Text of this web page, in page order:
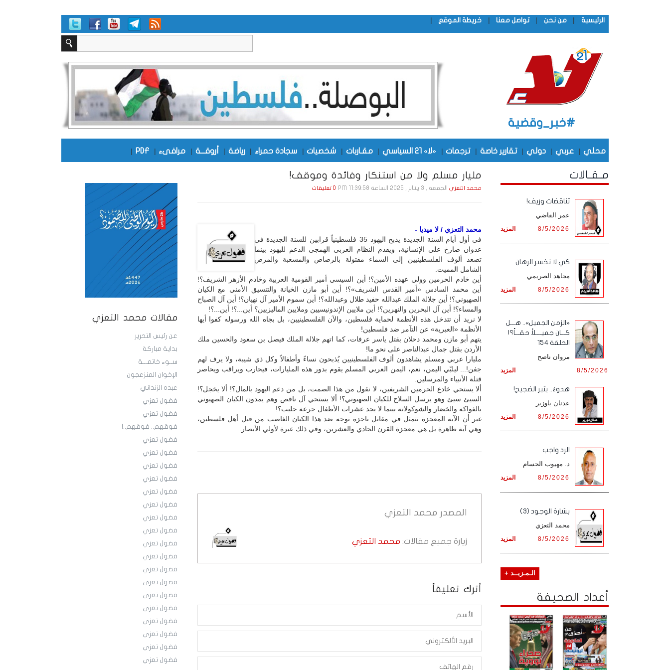
الرئيسية | من نحن | تواصل معنا | خريطة الموقع |
#خبر_وقضية
محلي | عربي | دولي | تقارير خاصة | ترجمات | «لا» 21 السياسي | مقـاربات | شخصيات | سجادة حمراء | رياضة | أروقـــة | مرافىء |
PDF
|
مقالات محمد التعزي
عن رئيس التحرير
بداية مباركة
ســوء خاتمـــة
الإخوان المنزعجون
عبده الزنداني
فضول تعزي
فضول تعزي
فوقهم.. فوقهم..!
فضول تعزي
فضول تعزي
فضول تعزي
فضول تعزي
فضول تعزي
فضول تعزي
فضول تعزي
فضول تعزي
فضول تعزي
فضول تعزي
فضول تعزي
فضول تعزي
فضول تعزي
فضول تعزي
فضول تعزي
فضول تعزي
فضول تعزي
فضول تعزي
مليار مسلم ولا من استنكار وفائدة وموقف!
محمد التعزيالجمعة , 3 يـنـاير , 2025 الساعة 11:39:58 PM 0 تعليقات
محمد التعزي / لا ميديا -
في أول أيام السنة الجديدة يذبح اليهود 35 فلسطينياً قرابين للسنة الجديدة في
عدوان صارخ على الإنسانية، ويقدم النظام العربي الهمجي الدعم لليهود بينما
تصعد ألوف الفلسطينيين إلى السماء مقتولة بالرصاص والمسغبة والمرض
الشامل المميت.
أين خادم الحرمين وولي عهده الأمين؟! أين السيسي أمير القومية العربية وخادم الأزهر الشريف؟!
أين محمد السادس «أمير القدس الشريف»؟! أين أبو مازن الخيانة والتنسيق الأمني مع الكيان
الصهيوني؟! أين جلالة الملك عبدالله حفيد طلال وعبدالله؟! أين سموم الأمير آل نهيان؟! أين آل الصباح
والمساء؟! أين آل البحرين والنهرين؟! أين ملايين الإندونيسيين وملايين الماليزيين؟ أين...؟! أين...؟!
لا نريد أن تتدخل هذه الأنظمة لحماية فلسطين، والآن الفلسطينيين، بل بجاه الله ورسوله كفوا أيها
الأنظمة «العبرية» عن التآمر ضد فلسطين!
يتهم أبو مازن ومحمد دحلان بقتل ياسر عرفات، كما اتهم جلالة الملك فيصل بن سعود والحسين ملك
الأردن بقتل جمال عبدالناصر على نحو ما!
مليارا عربي ومسلم يشاهدون ألوف الفلسطينيين يُذبحون نساءً وأطفالاً وكل ذي شيبة، ولا يرف لهم
جفن!... ليلبّي اليمن، نعم، اليمن العربي المسلم يقوم بدور هذه المليارات، فيحارب ويراقب ويحاصر
قتلة الأنبياء والمرسلين.
ألا يستحي خادع الحرمين الشريفين، لا نقول من هذا الصمت، بل من دعم اليهود بالمال؟! ألا يخجل؟!
السيئ سيئ وهو يرسل السلاح للكيان الصهيوني؟! ألا يستحي آل ناقص وهم يمدون الكيان الصهيوني
بالفواكه والخضار والشوكولاتة بينما لا يجد عشرات الأطفال جرعة حليب؟!
غير أن الآية المعجزة تتمثل في مقاتل ناجزة توجه ضد هذا الكيان الغاصب من قبل أهل فلسطين،
وهي آية ظاهرة بل هي معجزة القرن الحادي والعشرين، وفي ذلك عبرة لأولي الأبصار.
المصدر محمد التعزي
زيارة جميع مقالات: محمد التعزي
أترك تعليقاً
مـقـالات
تناقضات وزيف!
عمر القاضي
المزيد 8/5/2026
كي لا نخسر الرهان
مجاهد الصريمي
المزيد 8/5/2026
«الزمن الجميل».. هـــل
كـــان جميــــلاً حقـــاً؟!
الحلقة 154
مروان ناصح
المزيد 8/5/2026
هدوءٌ.. يثير الضجيج!
عدنان باوزير
المزيد 8/5/2026
الرد واجب
د. مهيوب الحسام
المزيد 8/5/2026
بشارة الوجود (3)
محمد التعزي
المزيد 8/5/2026
الـمـزيــد +
أعداد الصحيفة